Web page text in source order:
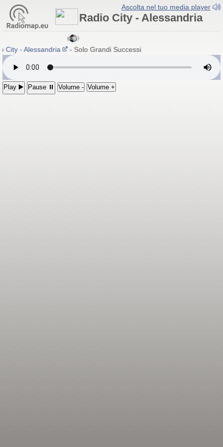
Ascolta nel tuo media player
Radio City - Alessandria
City - Alessandria - Solo Grandi Successi
Play ▶️ Pause ⏸ Volume - Volume +